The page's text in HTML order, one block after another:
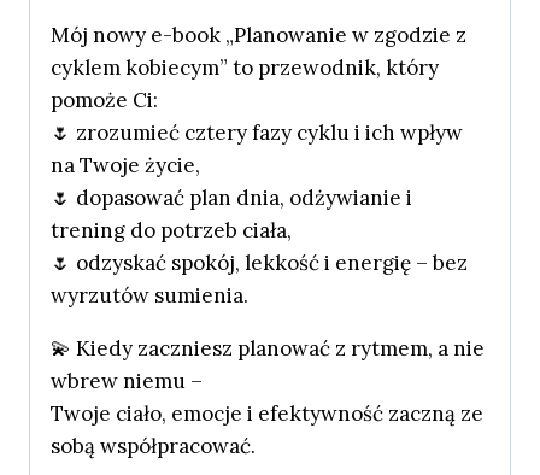
Mój nowy e-book „Planowanie w zgodzie z
cyklem kobiecym” to przewodnik, który
pomoże Ci:
🌷 zrozumieć cztery fazy cyklu i ich wpływ
na Twoje życie,
🌷 dopasować plan dnia, odżywianie i
trening do potrzeb ciała,
🌷 odzyskać spokój, lekkość i energię – bez
wyrzutów sumienia.
💫 Kiedy zaczniesz planować z rytmem, a nie
wbrew niemu –
Twoje ciało, emocje i efektywność zaczną ze
sobą współpracować.